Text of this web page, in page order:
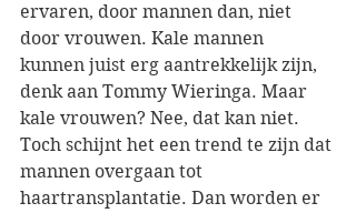
ervaren, door mannen dan, niet
door vrouwen. Kale mannen
kunnen juist erg aantrekkelijk zijn,
denk aan Tommy Wieringa. Maar
kale vrouwen? Nee, dat kan niet.
Toch schijnt het een trend te zijn dat
mannen overgaan tot
haartransplantatie. Dan worden er